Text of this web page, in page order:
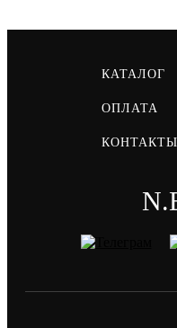
КАТАЛОГ
ОПЛАТА
КОНТАКТЫ